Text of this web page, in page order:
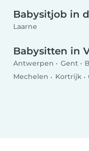
Babysitjob in
Laarne
Babysitten in
Antwerpen Gent
Mechelen
Kortrijk